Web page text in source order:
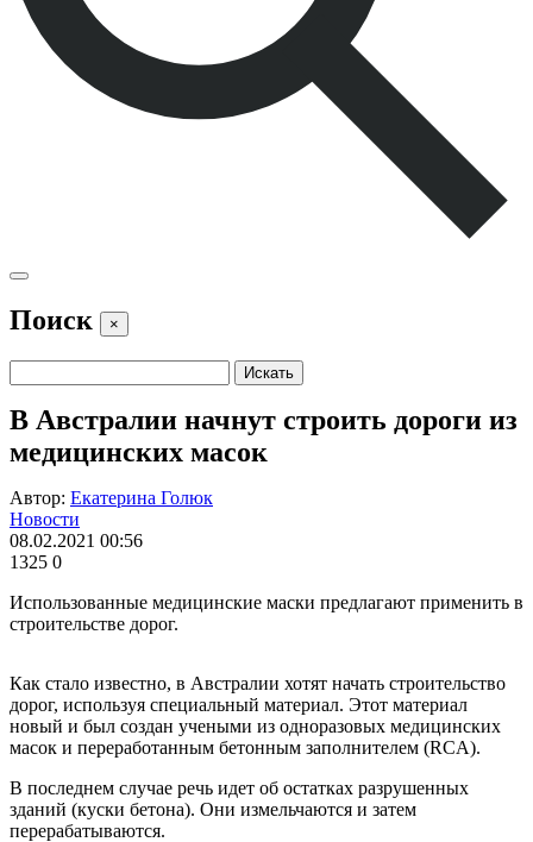
Поиск ×
В Австралии начнут строить дороги из
медицинских масок
Автор: Екатерина Голюк
Новости
08.02.2021 00:56
1325 0
Использованные медицинские маски предлагают применить в
строительстве дорог.
Как стало известно, в Австралии хотят начать строительство
дорог, используя специальный материал. Этот материал
новый и был создан учеными из одноразовых медицинских
масок и переработанным бетонным заполнителем (RCA).
В последнем случае речь идет об остатках разрушенных
зданий (куски бетона). Они измельчаются и затем
перерабатываются.